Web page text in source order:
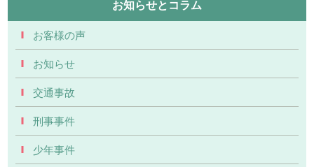
お知らせとコラム
お客様の声
お知らせ
交通事故
刑事事件
少年事件